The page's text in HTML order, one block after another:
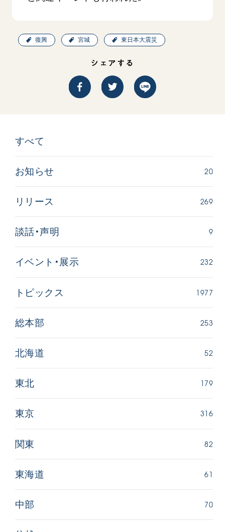
復興 宮城 東日本大震災
シェアする
すべて
お知らせ 20
リリース 269
談話・声明 9
イベント・展示 232
トピックス 1977
総本部 253
北海道 52
東北 179
東京 316
関東 82
東海道 61
中部 70